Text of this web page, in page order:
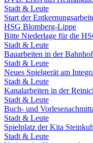
Stadt & Leute
Start der
HSG Blomberg-Lippe
Bitte Niederlage für die
Stadt & Leute
Bauarbeiten in der
Stadt & Leute
Neues Spielgerät am
Stadt & Leute
Kanalarbeiten in der
Stadt & Leute
Buch- und
Stadt & Leute
Spielplatz der Kita
Stadt & Leute